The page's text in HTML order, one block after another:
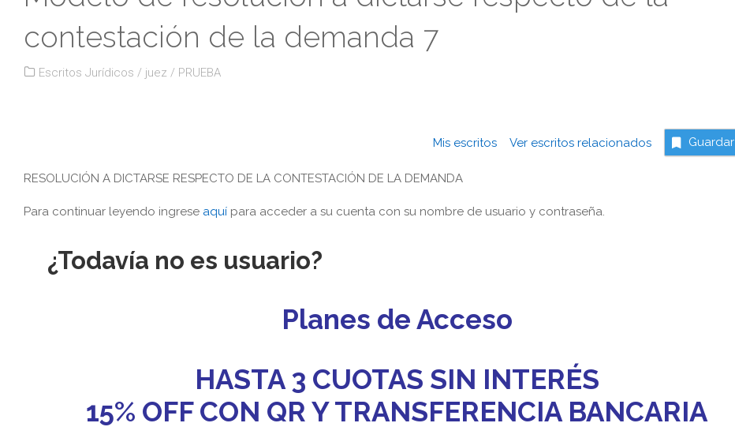
contestación de la demanda 7
Escritos Jurídicos / juez / PRUEBA
Mis escritosVer escritos relacionados Guardar
RESOLUCIÓN A DICTARSE RESPECTO DE LA CONTESTACIÓN DE LA DEMANDA
Para continuar leyendo ingrese aquí para acceder a su cuenta con su nombre de usuario y contraseña.
¿Todavía no es usuario?
Planes de Acceso
HASTA 3 CUOTAS SIN INTERÉS
15% OFF CON QR Y TRANSFERENCIA BANCARIA